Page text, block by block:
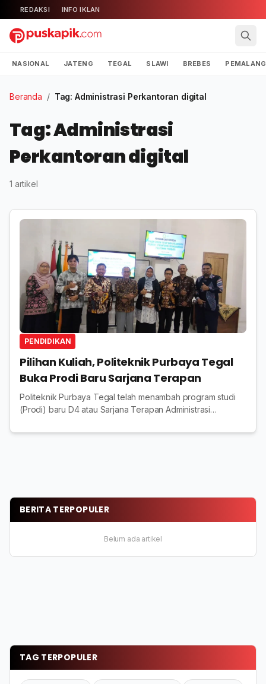
REDAKSI INFO IKLAN
NASIONAL JATENG TEGAL SLAWI BREBES PEMALANG
Beranda / Tag: Administrasi Perkantoran digital
Tag: Administrasi
Perkantoran digital
1 artikel
PENDIDIKAN
Pilihan Kuliah, Politeknik Purbaya Tegal
Buka Prodi Baru Sarjana Terapan
Politeknik Purbaya Tegal telah menambah program studi
(Prodi) baru D4 atau Sarjana Terapan Administrasi
BERITA TERPOPULER
Belum ada artikel
TAG TERPOPULER